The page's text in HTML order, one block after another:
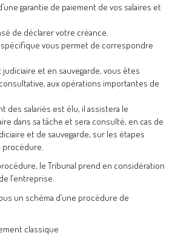
garantie de paiement de vos salaires et
de déclarer votre créance.
spécifique vous permet de correspondre
et en sauvegarde, vous êtes
aux opérations importantes de
des salariés est élu, il assistera le
dans sa tâche et sera consulté, en cas de
et de sauvegarde, sur les étapes
le Tribunal prend en considération
l’entreprise.
un schéma d’une procédure de